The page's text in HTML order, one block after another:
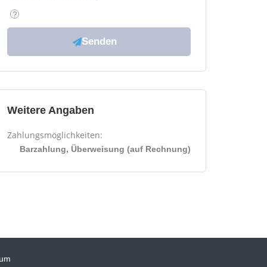
Weitere Angaben
Zahlungsmöglichkeiten:
Barzahlung, Überweisung (auf Rechnung)